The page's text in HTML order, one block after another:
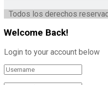
Todos los derechos
Welcome Back!
Login to your account below